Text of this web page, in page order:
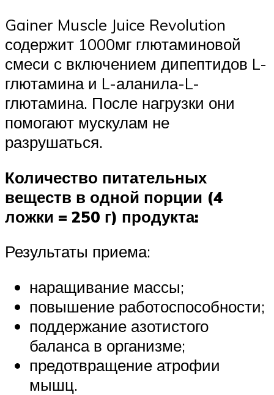
Gainer Muscle Juice Revolution
содержит 1000мг глютаминовой
смеси с включением дипептидов L-
глютамина и L-аланила-L-
глютамина. После нагрузки они
помогают мускулам не
разрушаться.
Количество питательных
веществ в одной порции (4
ложки = 250 г) продукта:
Результаты приема:
наращивание массы;
повышение работоспособности;
поддержание азотистого
баланса в организме;
предотвращение атрофии
мышц.